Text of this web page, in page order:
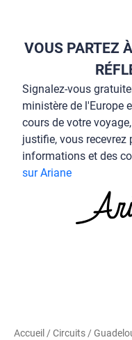
VOUS PARTEZ
Signalez-vous
ministère de l'Europe
cours de votre
justifie, vous recevrez
informations et des
sur Ariane
Accueil /Circuits /